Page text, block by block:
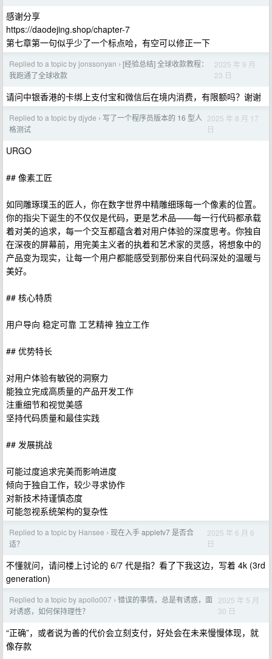
感谢分享
https://daodejing.shop/chapter-7
第七章第一句似乎少了一个标点哈，有空可以修正一下
Replied to a topic by jonssonyan › [经验总结] 全球收款教程：
我跑通了全球收款
2025 年 9 月
23 日
请问中银香港的卡绑上支付宝和微信后在境内消费，有限额吗？谢谢
Replied to a topic by djyde › 写了一个程序员版本的 16 型人
格测试
2025 年 8 月 17
日
URGO
## 像素工匠
如同雕琢璞玉的匠人，你在数字世界中精雕细琢每一个像素的位置。
你的指尖下诞生的不仅仅是代码，更是艺术品——每一行代码都承载
着对美的追求，每一个交互都蕴含着对用户体验的深度思考。你独自
在深夜的屏幕前，用完美主义者的执着和艺术家的灵感，将想象中的
产品变为现实，让每一个用户都能感受到那份来自代码深处的温暖与
美好。
## 核心特质
用户导向 稳定可靠 工艺精神 独立工作
## 优势特长
对用户体验有敏锐的洞察力
能独立完成高质量的产品开发工作
注重细节和视觉美感
坚持代码质量和最佳实践
## 发展挑战
可能过度追求完美而影响进度
倾向于独自工作，较少寻求协作
对新技术持谨慎态度
可能忽视系统架构的复杂性
Replied to a topic by Hansee › 现在入手 appletv7 是否合
适？
2025 年 6 月 6
日
不懂就问，请问楼上讨论的 6/7 代是指？看了下我这边，写着 4k (3rd
generation)
Replied to a topic by apollo007 › 错误的事情，总是有诱惑，面
对诱惑，如何保持理性？
2025 年 5 月
30 日
“正确”，或者说为善的代价会立刻支付，好处会在未来慢慢体现，就
像存款